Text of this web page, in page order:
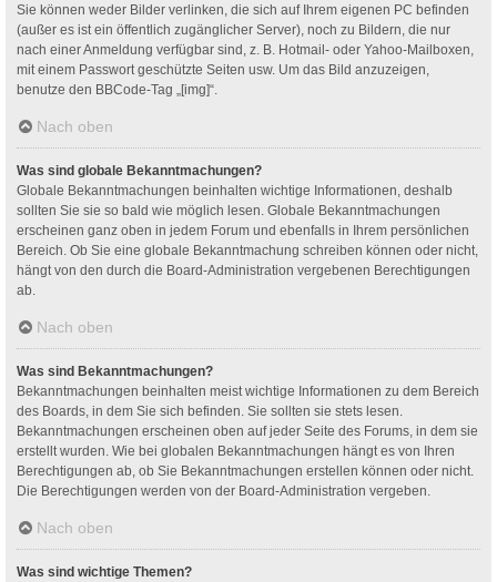
Sie können weder Bilder verlinken, die sich auf Ihrem eigenen PC befinden
(außer es ist ein öffentlich zugänglicher Server), noch zu Bildern, die nur
nach einer Anmeldung verfügbar sind, z. B. Hotmail- oder Yahoo-Mailboxen,
mit einem Passwort geschützte Seiten usw. Um das Bild anzuzeigen,
benutze den BBCode-Tag „[img]“.
Nach oben
Was sind globale Bekanntmachungen?
Globale Bekanntmachungen beinhalten wichtige Informationen, deshalb
sollten Sie sie so bald wie möglich lesen. Globale Bekanntmachungen
erscheinen ganz oben in jedem Forum und ebenfalls in Ihrem persönlichen
Bereich. Ob Sie eine globale Bekanntmachung schreiben können oder nicht,
hängt von den durch die Board-Administration vergebenen Berechtigungen
ab.
Nach oben
Was sind Bekanntmachungen?
Bekanntmachungen beinhalten meist wichtige Informationen zu dem Bereich
des Boards, in dem Sie sich befinden. Sie sollten sie stets lesen.
Bekanntmachungen erscheinen oben auf jeder Seite des Forums, in dem sie
erstellt wurden. Wie bei globalen Bekanntmachungen hängt es von Ihren
Berechtigungen ab, ob Sie Bekanntmachungen erstellen können oder nicht.
Die Berechtigungen werden von der Board-Administration vergeben.
Nach oben
Was sind wichtige Themen?